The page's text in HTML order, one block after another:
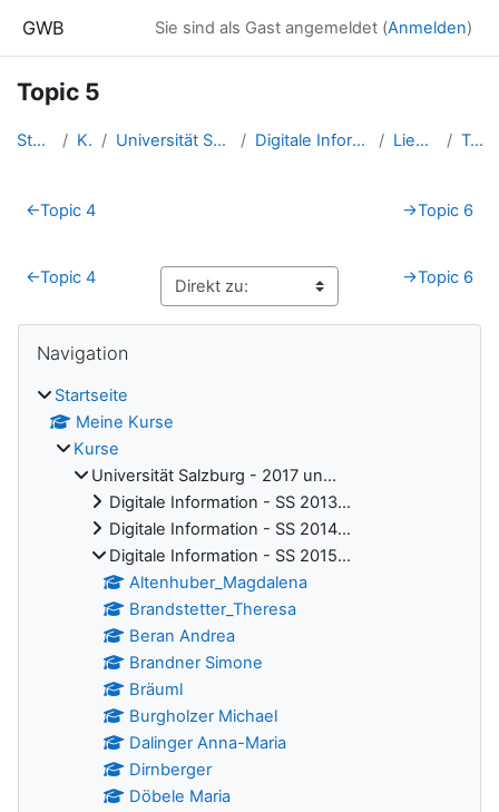
GWB Sie sind als Gast angemeldet (Anmelden)
Topic 5
Startseite Kurse Universität Salzburg - 2017 un... Digitale Information - SS 2015... Liedauer Susi Topic 5
Abschnittsübersicht
←Topic 4 →Topic 6
←Topic 4 →Topic 6
Navigation
Startseite
Meine Kurse
Kurse
Universität Salzburg - 2017 un...
Digitale Information - SS 2013...
Digitale Information - SS 2014...
Digitale Information - SS 2015...
Altenhuber_Magdalena
Brandstetter_Theresa
Beran Andrea
Brandner Simone
Bräuml
Burgholzer Michael
Dalinger Anna-Maria
Dirnberger
Döbele Maria